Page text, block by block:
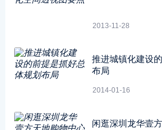
2013-11-28
推进城镇化建设
布局
2014-01-16
闲逛深圳龙华壹